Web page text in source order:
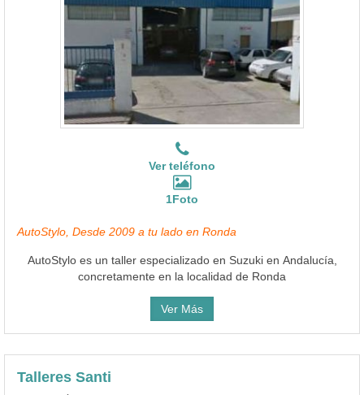
Ver teléfono
1Foto
AutoStylo, Desde 2009 a tu lado en Ronda
AutoStylo es un taller especializado en Suzuki en Andalucía,
concretamente en la localidad de Ronda
Ver Más
Talleres Santi